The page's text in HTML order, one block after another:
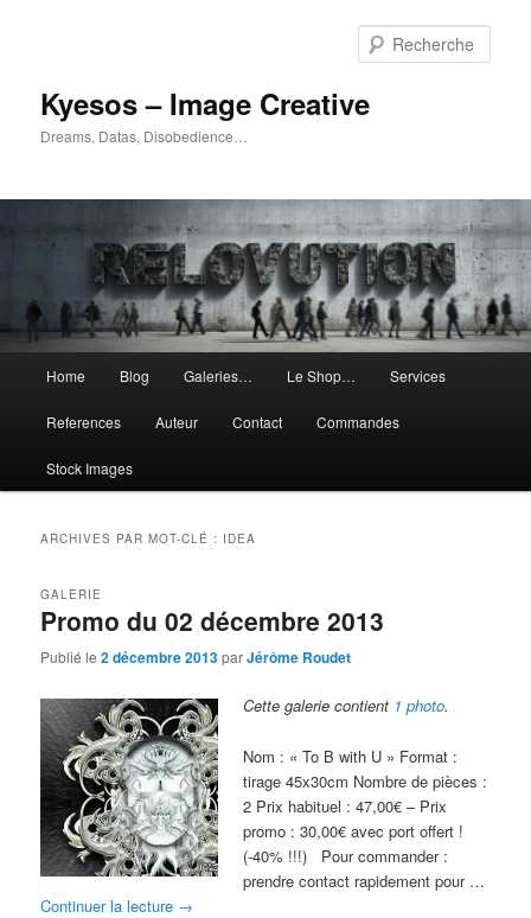
Kyesos – Image Creative
Dreams, Datas, Disobedience…
principal
Home Blog Galeries… Le Shop… Services
References Auteur Contact Commandes
Stock Images
ARCHIVES PAR MOT-CLÉ : IDEA
Promo du 02 décembre 2013
GALERIE
Publié le2 décembre 2013parJérôme Roudet
Cette galerie contient 1 photo.
Nom : « To B with U » Format :
tirage 45x30cm Nombre de pièces :
2 Prix habituel : 47,00€ – Prix
promo : 30,00€ avec port offert !
(-40% !!!) Pour commander :
prendre contact rapidement pour …
Continuer la lecture →